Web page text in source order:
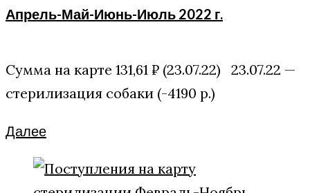
Апрель-Май-Июнь-Июль 2022 г.
Сумма на карте 131,61 ₽ (23.07.22) 23.07.22 —
стерилизация собаки (-4190 р.)
Facebook
Twitter
Google+
Далее